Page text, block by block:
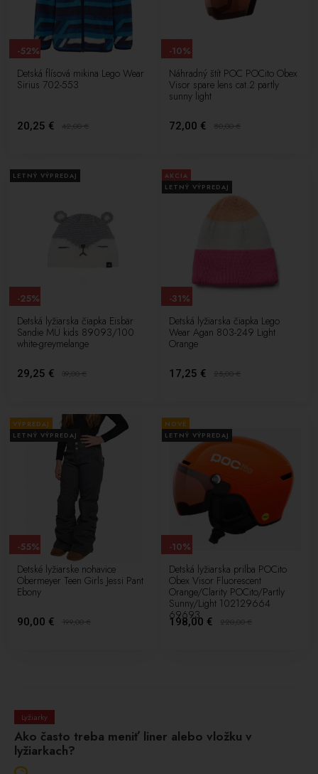
Detská flísová mikina Lego Wear
Sirius 702-553
20,25 € 42,00€
-52%
Náhradný štít POC POCito Obex
Visor spare lens cat.2 partly
sunny light
72,00 € 80,00€
-10%
LETNÝ VÝPREDAJ
Detská lyžiarska čiapka Eisbär
Sandie MÜ kids 89093/100
white-greymelange
29,25 € 39,00€
-25%
AKCIA
LETNÝ VÝPREDAJ
Detská lyžiarska čiapka Lego
Wear Agan 803-249 Light
Orange
17,25 € 25,00€
-31%
VÝPREDAJ
LETNÝ VÝPREDAJ
Detské lyžiarske nohavice
Obermeyer Teen Girls Jessi Pant
Ebony
90,00 € 199,00€
-55%
NOVÉ
LETNÝ VÝPREDAJ
Detská lyžiarska prilba POCito
Obex Visor Fluorescent
Orange/Clarity POCito/Partly
Sunny/Light 102129664
69693
198,00 € 220,00€
-10%
Lyžiarky
Ako často treba meniť liner alebo vložku v
lyžiarkach?